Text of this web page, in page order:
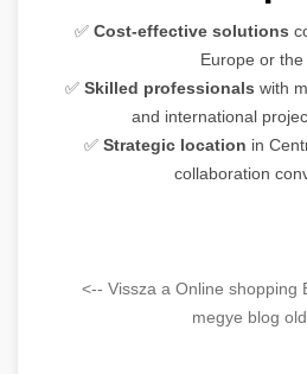
✅ Cost-effective solutions
Europe or the
✅ Skilled professionals with
and international
✅ Strategic location in
collaboration
<-- Vissza a Online shopping
megye blog